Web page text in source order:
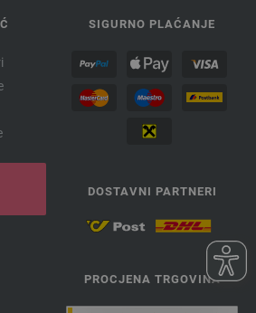
SIGURNO PLAĆANJE
DOSTAVNI PARTNERI
PROCJENA TRGOVINA